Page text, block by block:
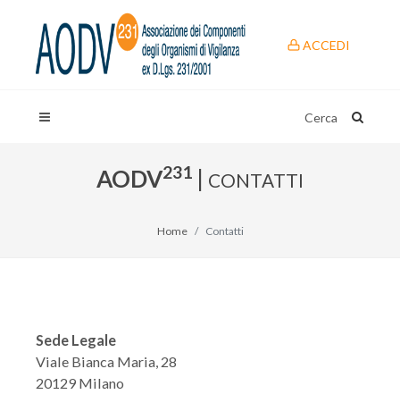
ACCEDI
Cerca
AODV231 | CONTATTI
Home Contatti
Sede Legale
Viale Bianca Maria, 28
20129 Milano